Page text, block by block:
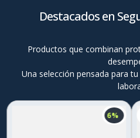
Destacados en
Productos que combinan
Una selección pensada para
6 %